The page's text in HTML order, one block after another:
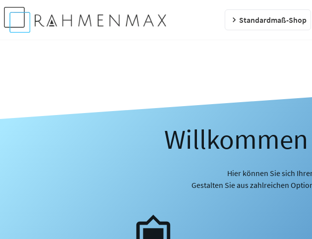
Standardmaß-Shop
Hier können Sie sich
Gestalten Sie aus zahlreichen